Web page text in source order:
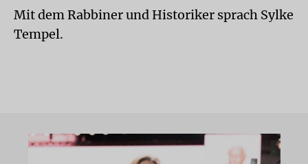
Mit dem Rabbiner und Historiker sprach Sylke
Tempel.